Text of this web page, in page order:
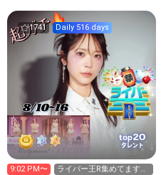
1741 Daily 516 days
top20
タレント
9:02 PM〜
ライバー王R集めてます🔥